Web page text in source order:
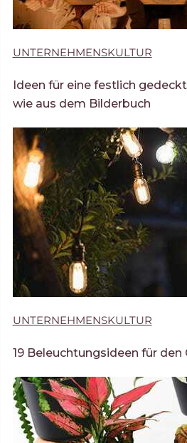
UNTERNEHMENSKULTUR
Ideen für eine festlich
wie aus dem Bilderbuch
UNTERNEHMENSKULTUR
19 Beleuchtungsideen für den